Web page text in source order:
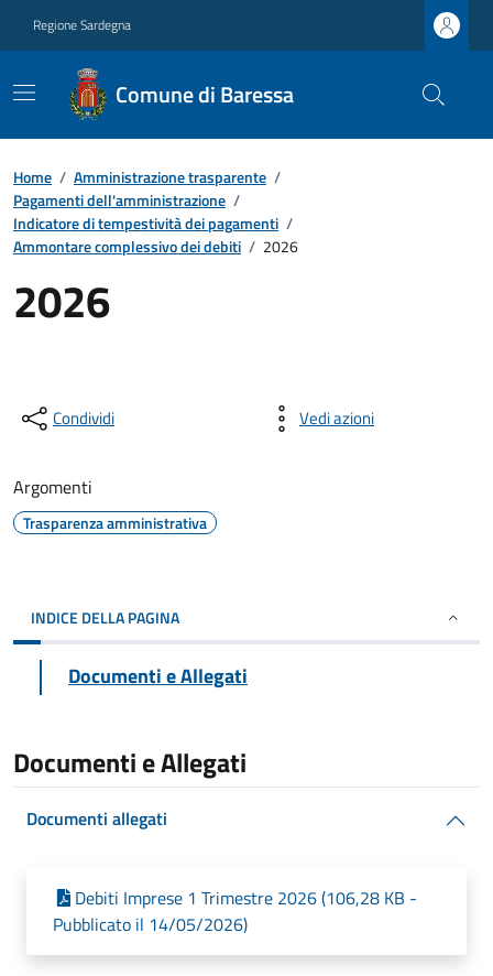
Regione Sardegna
Comune di Baressa
Home / Amministrazione trasparente /
Pagamenti dell'amministrazione /
Indicatore di tempestività dei pagamenti /
Ammontare complessivo dei debiti / 2026
2026
Condividi Vedi azioni
Argomenti
Trasparenza amministrativa
INDICE DELLA PAGINA
Documenti e Allegati
Documenti e Allegati
Documenti allegati
Debiti Imprese 1 Trimestre 2026 (106,28 KB -
Pubblicato il 14/05/2026)